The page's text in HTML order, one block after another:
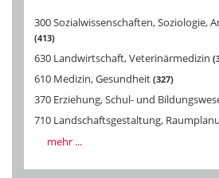
300 Sozialwissenschaften, Soziologie,
413
630 Landwirtschaft, Veterinärmedizin
610 Medizin, Gesundheit 327
370 Erziehung, Schul- und
710 Landschaftsgestaltung,
mehr ...